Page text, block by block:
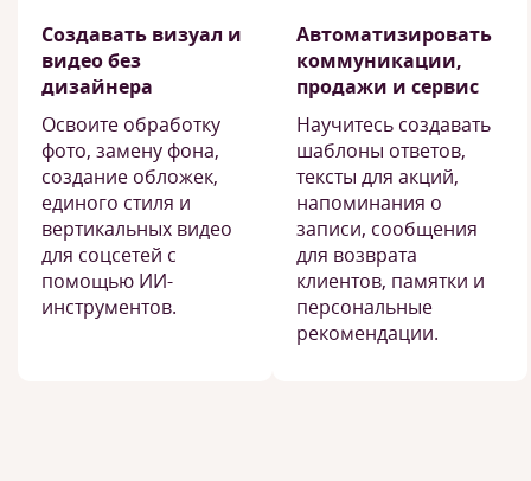
Создавать визуал и
видео без
дизайнера
Освоите обработку
фото, замену фона,
создание обложек,
единого стиля и
вертикальных видео
для соцсетей с
помощью ИИ-
инструментов.
Автоматизировать
коммуникации,
продажи и сервис
Научитесь создавать
шаблоны ответов,
тексты для акций,
напоминания о
записи, сообщения
для возврата
клиентов, памятки и
персональные
рекомендации.